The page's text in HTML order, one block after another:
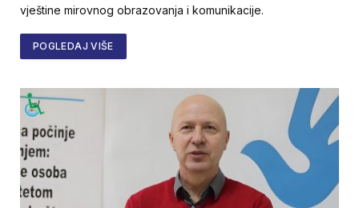
vještine mirovnog obrazovanja i komunikacije.
POGLEDAJ VIŠE